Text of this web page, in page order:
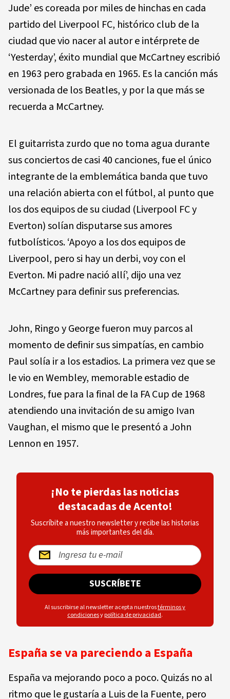
Jude’ es coreada por miles de hinchas en cada
partido del Liverpool FC, histórico club de la
ciudad que vio nacer al autor e intérprete de
‘Yesterday’, éxito mundial que McCartney escribió
en 1963 pero grabada en 1965. Es la canción más
versionada de los Beatles, y por la que más se
recuerda a McCartney.
El guitarrista zurdo que no toma agua durante
sus conciertos de casi 40 canciones, fue el único
integrante de la emblemática banda que tuvo
una relación abierta con el fútbol, al punto que
los dos equipos de su ciudad (Liverpool FC y
Everton) solían disputarse sus amores
futbolísticos. ‘Apoyo a los dos equipos de
Liverpool, pero si hay un derbi, voy con el
Everton. Mi padre nació allí’, dijo una vez
McCartney para definir sus preferencias.
John, Ringo y George fueron muy parcos al
momento de definir sus simpatías, en cambio
Paul solía ir a los estadios. La primera vez que se
le vio en Wembley, memorable estadio de
Londres, fue para la final de la FA Cup de 1968
atendiendo una invitación de su amigo Ivan
Vaughan, el mismo que le presentó a John
Lennon en 1957.
¡No te pierdas las noticias
destacadas de Acento!
Suscríbite a nuestro newsletter y recibe las historias
más importantes del día.
SUSCRÍBETE
Al suscribirse al newsletter acepta nuestrostérminos y
condicionesypolítica de privacidad.
España se va pareciendo a España
España va mejorando poco a poco. Quizás no al
ritmo que le gustaría a Luis de la Fuente, pero